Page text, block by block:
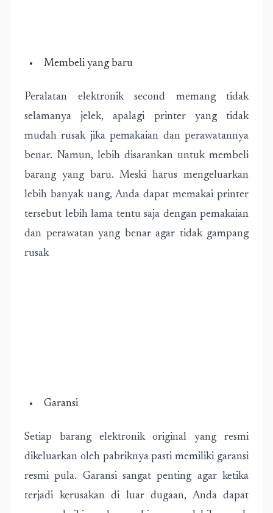
Membeli yang baru
Peralatan elektronik second memang tidak
selamanya jelek, apalagi printer yang tidak
mudah rusak jika pemakaian dan perawatannya
benar. Namun, lebih disarankan untuk membeli
barang yang baru. Meski harus mengeluarkan
lebih banyak uang, Anda dapat memakai printer
tersebut lebih lama tentu saja dengan pemakaian
dan perawatan yang benar agar tidak gampang
rusak
Garansi
Setiap barang elektronik original yang resmi
dikeluarkan oleh pabriknya pasti memiliki garansi
resmi pula. Garansi sangat penting agar ketika
terjadi kerusakan di luar dugaan, Anda dapat